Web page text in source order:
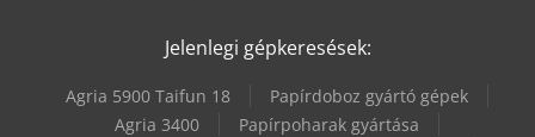
Jelenlegi gépkeresések:
Agria 5900 Taifun 18
Papírdoboz gyártó gépek
Agria 3400
Papírpoharak gyártása